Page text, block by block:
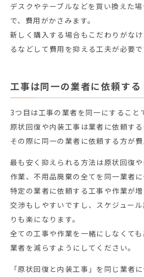
デスクやテーブルなどを買い換えた
で、費用がかさみます。
新しく購入する場合もこだわりがな
るなどして費用を抑える工夫が必要で
工事は同一の業者に依頼する
3つ目は工事の業者を同一にすること
原状回復や内装工事は業者に依頼する
その際に同一の業者に依頼する方が費
最も安く抑えられる方法は原状回復
作業、不用品廃棄の全てを同一業者に
特定の業者に依頼する工事や作業が
交渉もしやすいですし、スケジュー
りも楽になります。
全ての工事や作業を一緒にしなくて
業者を減らすようにしてください。
「原状回復と内装工事」を同じ業者